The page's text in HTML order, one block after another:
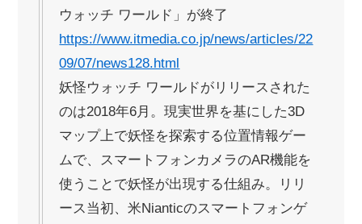
ウォッチ ワールド」が終了
https://www.itmedia.co.jp/news/articles/22
09/07/news128.html
妖怪ウォッチ ワールドがリリースされた
のは2018年6月。現実世界を基にした3D
マップ上で妖怪を探索する位置情報ゲー
ムで、スマートフォンカメラのAR機能を
使うことで妖怪が出現する仕組み。リリ
ース当初、米Nianticのスマートフォンゲ